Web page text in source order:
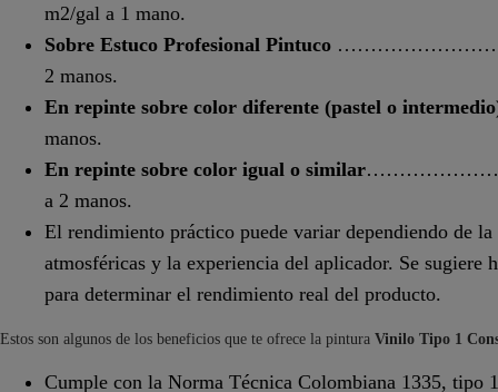
m2/gal a 1 mano.
Sobre Estuco Profesional Pintuco
2 manos.
En repinte sobre color diferente (pastel o
manos.
En repinte sobre color igual o similar
a 2 manos.
El rendimiento práctico puede variar dependiendo de
atmosféricas y la experiencia del aplicador. Se sugiere
para determinar el rendimiento real del producto.
Estos son algunos de los beneficios que te ofrece la pintura Vinilo Tipo 1
Cumple con la Norma Técnica Colombiana 1335, tipo